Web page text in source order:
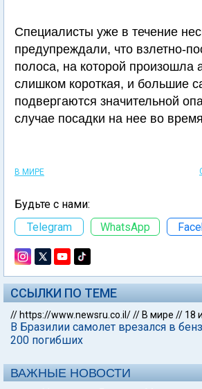
Специалисты уже в течение
предупреждали, что взлетно-
полоса, на которой произошла
слишком короткая, и большие
подвергаются значительной
случае посадки на нее во
В МИРЕ
Будьте с нами:
Telegram
WhatsApp
ССЫЛКИ ПО ТЕМЕ
// https://www.newsru.co.il/// В мире // 18
В Бразилии самолет врезался в
200 погибших
ВАЖНЫЕ НОВОСТИ